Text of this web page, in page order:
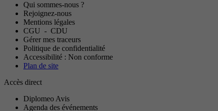
Qui sommes-nous ?
Rejoignez-nous
Mentions légales
CGU - CDU
Gérer mes traceurs
Politique de confidentialité
Accessibilité : Non conforme
Plan de site
Accès direct
Diplomeo Avis
Agenda des événements